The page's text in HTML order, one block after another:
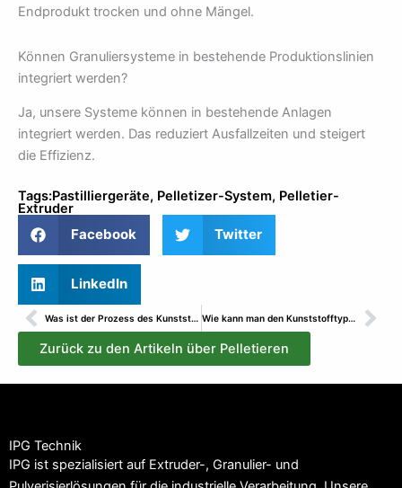
Endprodukt trocken und ohne Mängel.
Können Granuliersysteme in bestehende Produktionslinien
integriert werden?
Ja, unsere Systeme können in bestehende Anlagen
integriert werden. Das reduziert Ausfallzeiten und steigert
die Effizienz.
Tags:Pastilliergeräte, Pelletizer-System, Pelletier-
Extruder
Facebook Twitter
LinkedIn
Prev Was ist der Prozess des Kunststoffrecyclings? Wie kann man den Kunststofftyp bestimmen?
Zurück zu den Artikeln über Pelletieren
IPG Technik
IPG ist spezialisiert auf Extruder-, Granulier- und